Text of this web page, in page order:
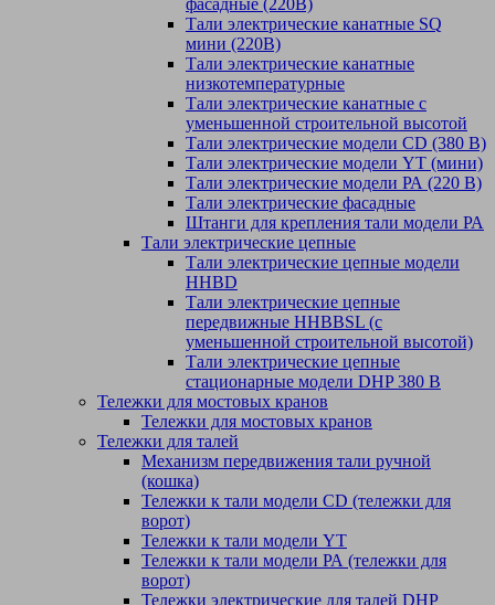
фасадные (220В)
Тали электрические канатные SQ
мини (220В)
Тали электрические канатные
низкотемпературные
Тали электрические канатные с
уменьшенной строительной высотой
Тали электрические модели CD (380 В)
Тали электрические модели YT (мини)
Тали электрические модели РА (220 В)
Тали электрические фасадные
Штанги для крепления тали модели РА
Тали электрические цепные
Тали электрические цепные модели
HHBD
Тали электрические цепные
передвижные HHBBSL (с
уменьшенной строительной высотой)
Тали электрические цепные
стационарные модели DHP 380 В
Тележки для мостовых кранов
Тележки для мостовых кранов
Тележки для талей
Механизм передвижения тали ручной
(кошка)
Тележки к тали модели CD (тележки для
ворот)
Тележки к тали модели YT
Тележки к тали модели РА (тележки для
ворот)
Тележки электрические для талей DHP